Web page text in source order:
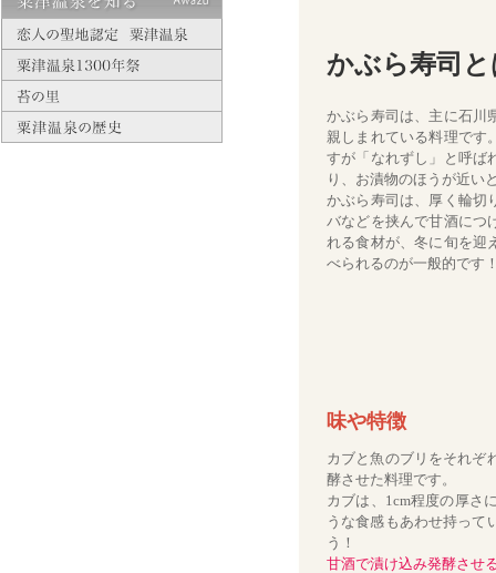
かぶら寿司
かぶら寿司は、主に石川
親しまれている料理です
すが「なれずし」と呼ば
り、お漬物のほうが近い
かぶら寿司は、厚く輪切
バなどを挟んで甘酒につ
れる食材が、冬に旬を迎
べられるのが一般的です
味や特徴
カブと魚のブリをそれぞ
酵させた料理です。
カブは、1cm程度の厚さ
うな食感もあわせ持って
う！
甘酒で漬け込み発酵させ